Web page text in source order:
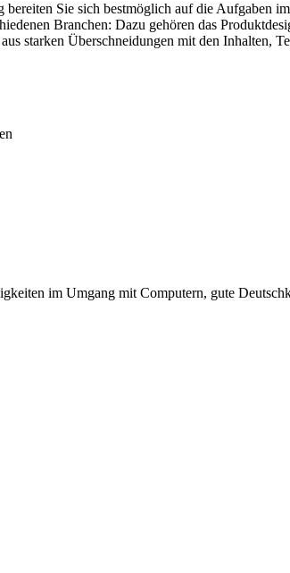
Sie sich bestmöglich auf die Aufgaben
Branchen: Dazu gehören das
starken Überschneidungen mit den Inhalten,
im Umgang mit Computern, gute